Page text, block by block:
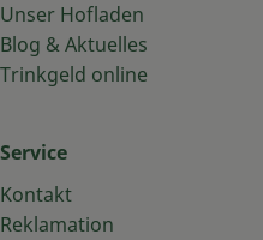
Unser Hofladen
Blog & Aktuelles
Trinkgeld online
Service
Kontakt
Reklamation